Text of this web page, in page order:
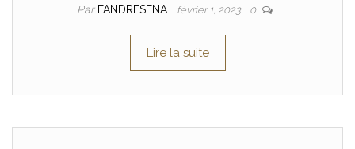
Par FANDRESENA février 1, 2023 0
Lire la suite